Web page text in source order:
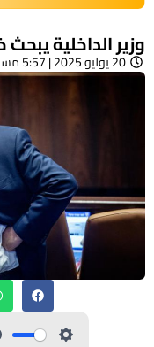
وزير الداخلية يبحث
20 يوليو 2025 | 5:57 مساءً